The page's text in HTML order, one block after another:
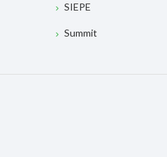
SIEPE
Summit